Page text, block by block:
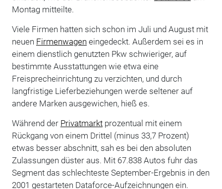
Montag mitteilte.
Viele Firmen hatten sich schon im Juli und August mit
neuen Firmenwagen eingedeckt. Außerdem sei es in
einem dienstlich genutzten Pkw schwieriger, auf
bestimmte Ausstattungen wie etwa eine
Freisprecheinrichtung zu verzichten, und durch
langfristige Lieferbeziehungen werde seltener auf
andere Marken ausgewichen, hieß es.
Während der Privatmarktprozentual mit einem
Rückgang von einem Drittel (minus 33,7 Prozent)
etwas besser abschnitt, sah es bei den absoluten
Zulassungen düster aus. Mit 67.838 Autos fuhr das
Segment das schlechteste September-Ergebnis in den
2001 gestarteten Dataforce-Aufzeichnungen ein.